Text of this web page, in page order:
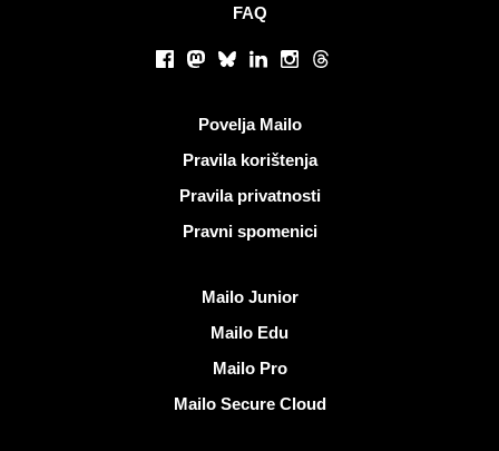
FAQ
Facebook
Mastodon
BlueskyLinkedInInstagram
Threads
Povelja Mailo
Pravila korištenja
Pravila privatnosti
Pravni spomenici
Mailo Junior
Mailo Edu
Mailo Pro
Mailo Secure Cloud